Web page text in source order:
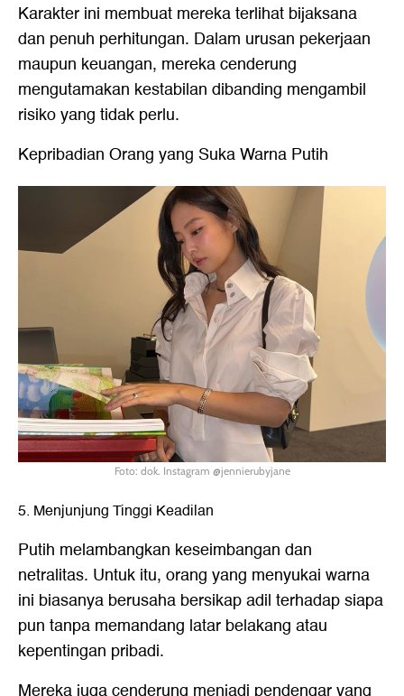
Karakter ini membuat mereka terlihat bijaksana
dan penuh perhitungan. Dalam urusan pekerjaan
maupun keuangan, mereka cenderung
mengutamakan kestabilan dibanding mengambil
risiko yang tidak perlu.
Kepribadian Orang yang Suka Warna Putih
Foto: dok. Instagram @jennierubyjane
5. Menjunjung Tinggi Keadilan
Putih melambangkan keseimbangan dan
netralitas. Untuk itu, orang yang menyukai warna
ini biasanya berusaha bersikap adil terhadap siapa
pun tanpa memandang latar belakang atau
kepentingan pribadi.